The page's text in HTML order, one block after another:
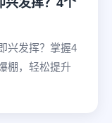
兴发挥？掌握4
棚，轻松提升